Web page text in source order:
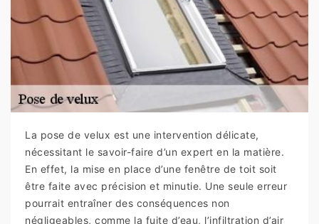
La pose de velux est une intervention délicate,
nécessitant le savoir-faire d’un expert en la matière.
En effet, la mise en place d’une fenêtre de toit soit
être faite avec précision et minutie. Une seule erreur
pourrait entraîner des conséquences non
négligeables, comme la fuite d’eau, l’infiltration d’air